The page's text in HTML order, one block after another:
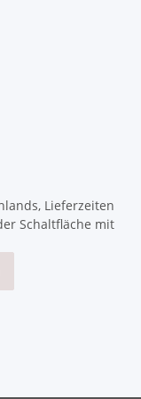
Lieferzeiten
Schaltfläche mit